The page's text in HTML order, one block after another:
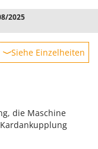
2025
Siehe Einzelheiten
die Maschine